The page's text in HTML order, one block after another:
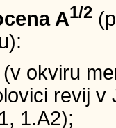
A1/2
okviru
revij
1.A2);